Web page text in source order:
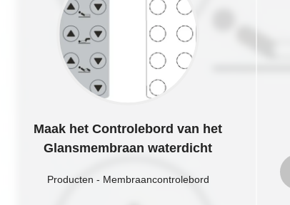
Maak het Controlebord van het
Glansmembraan waterdicht
Producten - Membraancontrolebord